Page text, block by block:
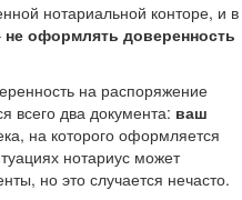
нотариальной конторе, и в
не оформлять доверенность
на распоряжение
всего два документа: ваш
на которого оформляется
нотариус может
но это случается нечасто.